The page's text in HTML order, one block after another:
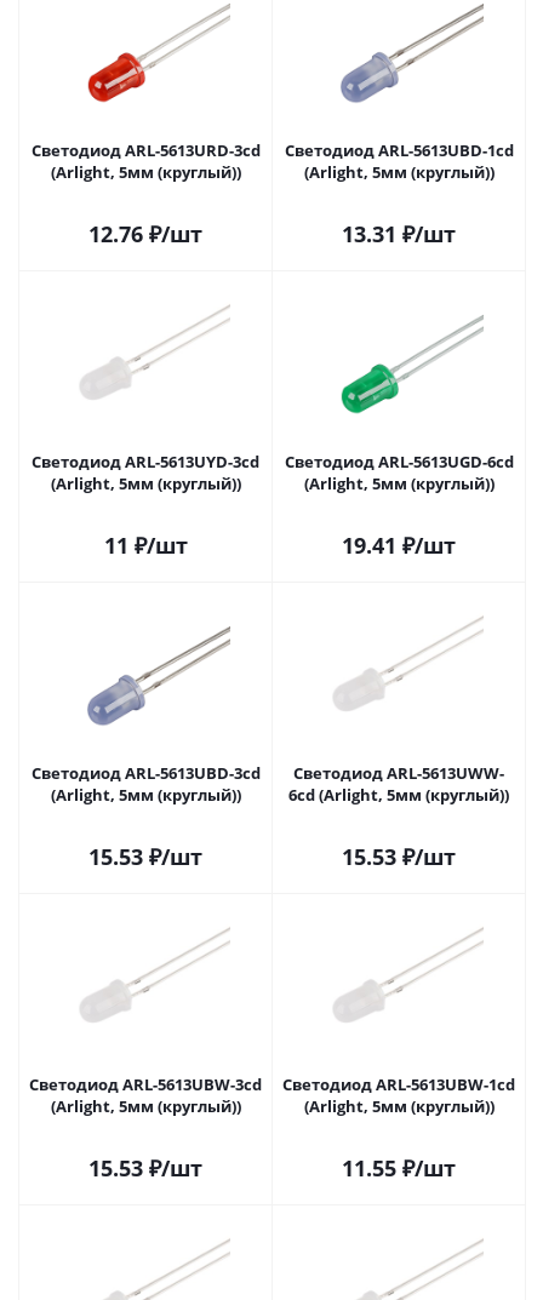
Светодиод ARL-5613URD-3cd
(Arlight, 5мм (круглый))
12.76 ₽/шт
Светодиод ARL-5613UBD-1cd
(Arlight, 5мм (круглый))
13.31 ₽/шт
Светодиод ARL-5613UYD-3cd
(Arlight, 5мм (круглый))
11 ₽/шт
Светодиод ARL-5613UGD-6cd
(Arlight, 5мм (круглый))
19.41 ₽/шт
Светодиод ARL-5613UBD-3cd
(Arlight, 5мм (круглый))
15.53 ₽/шт
Светодиод ARL-5613UWW-
6cd (Arlight, 5мм (круглый))
15.53 ₽/шт
Светодиод ARL-5613UBW-3cd
(Arlight, 5мм (круглый))
15.53 ₽/шт
Светодиод ARL-5613UBW-1cd
(Arlight, 5мм (круглый))
11.55 ₽/шт